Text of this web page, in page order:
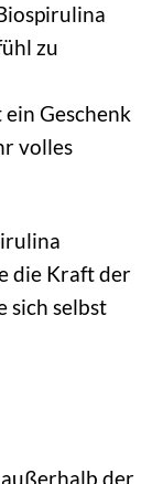
zu
Geschenk
volles
die Kraft der
sich selbst
der